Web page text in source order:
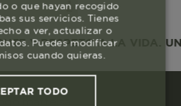
Y RESPETO A LA VIDA.
o que hayan recogido
sus servicios. Tienes
a ver, actualizar o
Puedes modificar
cuando quieras.
TODO